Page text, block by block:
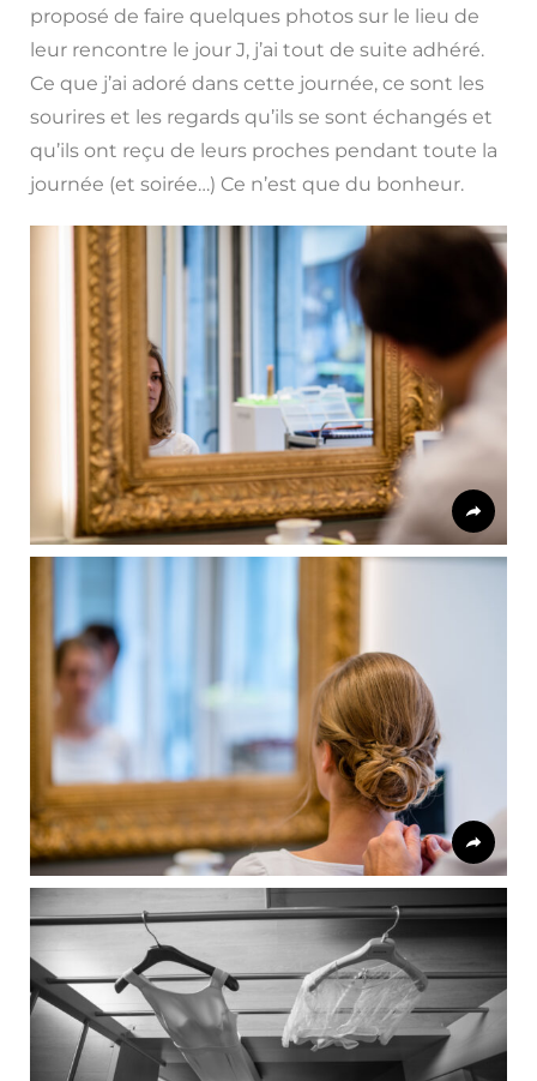
proposé de faire quelques photos sur le lieu de
leur rencontre le jour J, j’ai tout de suite adhéré.
Ce que j’ai adoré dans cette journée, ce sont les
sourires et les regards qu’ils se sont échangés et
qu’ils ont reçu de leurs proches pendant toute la
journée (et soirée…) Ce n’est que du bonheur.